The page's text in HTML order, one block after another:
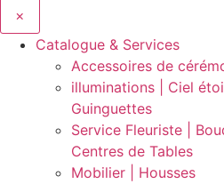
×
Catalogue & Services
Accessoires de
illuminations | Ciel
Guinguettes
Service Fleuriste |
Centres de Tables
Mobilier | Housses